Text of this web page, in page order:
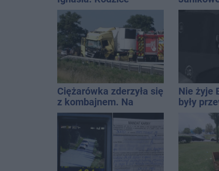
przekazali wieści
Ciężarówka zderzyła się
z kombajnem. Na
miejscu lądował
śmigłowiec LPR
Nie żyje
były
Rady
14